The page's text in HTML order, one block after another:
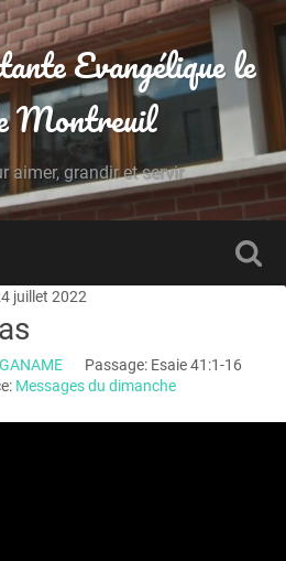
Evangélique le
Montreuil
aimer, grandir et servir.
juillet 2022
Passage: Esaie 41:1-16
Messages du dimanche